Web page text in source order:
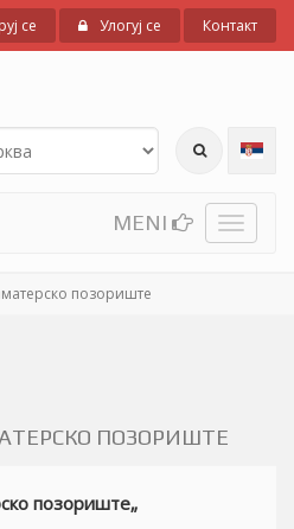
се Улогуј се Контакт
Toggle
MENI
позориште
ПОЗОРИШТЕ
позориште„